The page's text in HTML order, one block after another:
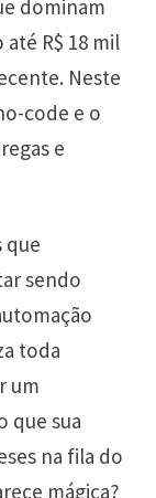
dominam
R$ 18 mil
Neste
code e o
e
que
sendo
toda
um
que sua
na fila do
mágica?